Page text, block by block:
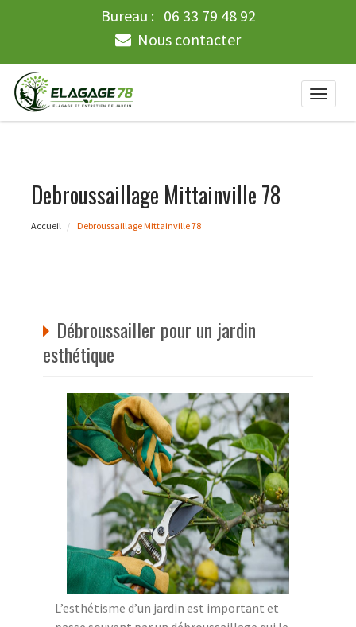
Bureau : 06 33 79 48 92
Nous contacter
Toggle
Debroussaillage Mittainville 78
Accueil Debroussaillage Mittainville 78
Débroussailler pour un jardin
esthétique
L’esthétisme d’un jardin est important et